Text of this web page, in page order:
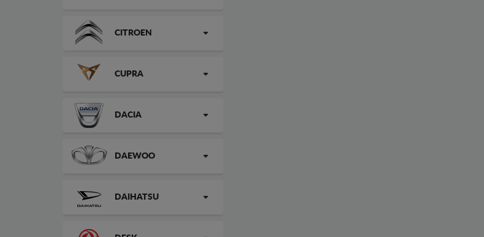
CITROEN
CUPRA
DACIA
DAEWOO
DAIHATSU